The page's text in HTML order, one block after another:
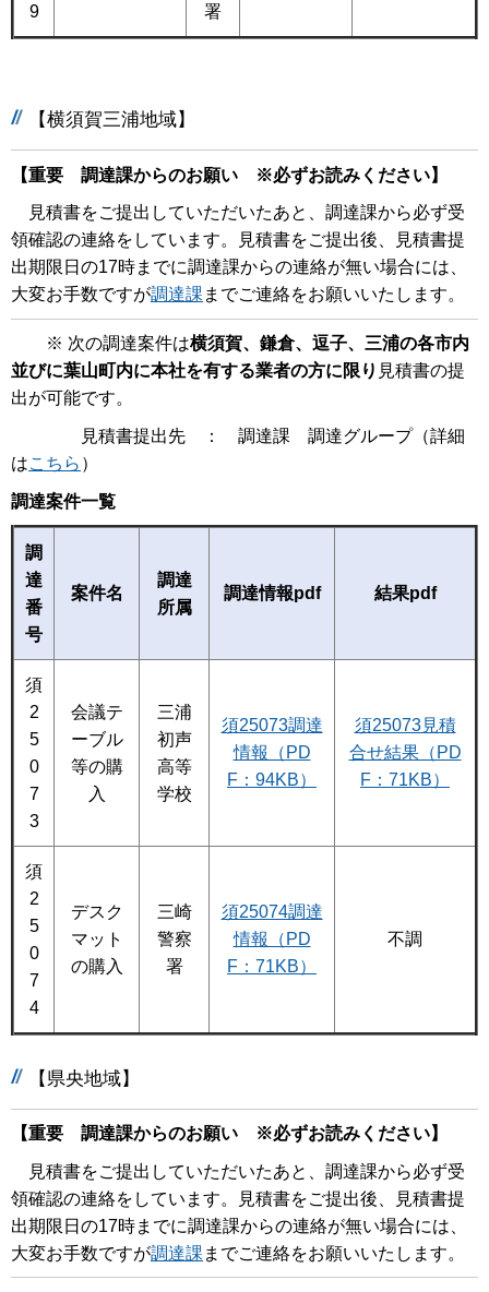
9
署
【横須賀三浦地域】
【重要 調達課からのお願い ※必ずお読みください】
見積書をご提出していただいたあと、調達課から必ず受
領確認の連絡をしています。見積書をご提出後、見積書提
出期限日の17時までに調達課からの連絡が無い場合には、
大変お手数ですが調達課 までご連絡をお願いいたします。
※ 次の調達案件は横須賀、鎌倉、逗子、三浦の各市内
並びに葉山町内に本社を有する業者の方に限り 見積書の提
出が可能です。
見積書提出先 ： 調達課 調達グループ（詳細
はこちら ）
調達案件一覧
調
達
番
号
案件名
調達
所属
調達情報pdf 結果pdf
須
2
5
0
7
3
会議テ
ーブル
等の購
入
三浦
初声
高等
学校
須25073調達
情報（PD
F：94KB）
須25073見積
合せ結果（PD
F：71KB）
須
2
5
0
7
4
デスク
マット
の購入
三崎
警察
署
須25074調達
情報（PD
F：71KB）
不調
【県央地域】
【重要 調達課からのお願い ※必ずお読みください】
見積書をご提出していただいたあと、調達課から必ず受
領確認の連絡をしています。見積書をご提出後、見積書提
出期限日の17時までに調達課からの連絡が無い場合には、
大変お手数ですが調達課 までご連絡をお願いいたします。